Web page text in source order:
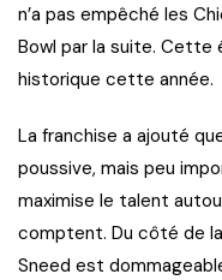
n’a pas empêché les
Bowl par la suite. Cette
historique cette année.
La franchise a ajouté
poussive, mais peu
maximise le talent
comptent. Du côté de la
Sneed est